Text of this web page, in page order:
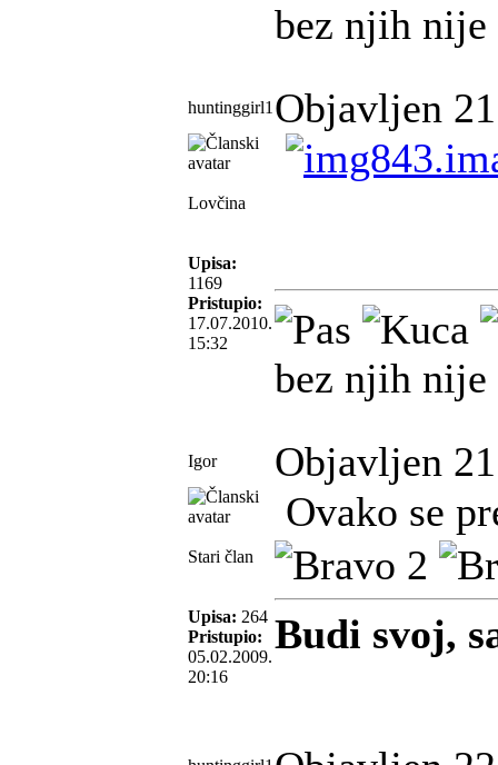
bez njih
huntinggirl1 Objavljen
Lovčina
Upisa:
1169
Pristupio:
17.07.2010.
15:32
bez njih
Igor Objavljen
Stari član
Upisa: 264
Pristupio:
05.02.2009.
20:16
Ovako se
Budi svoj,